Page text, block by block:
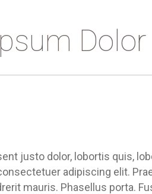
justo dolor, lobortis quis,
adipiscing elit.
mauris. Phasellus porta.